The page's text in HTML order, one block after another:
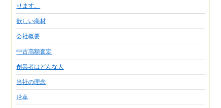
ります。
欲しい商材
会社概要
中古高額査定
創業者はどんな人
当社の理念
沿革